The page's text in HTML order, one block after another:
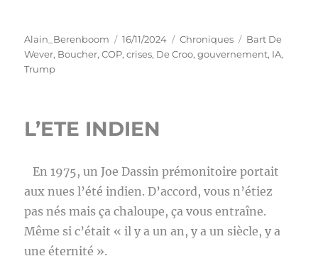
Auteur
Alain_Berenboom
Publié
le
16/11/2024 Catégories
Chroniques Étiquettes
Bart De
Wever, Boucher,COP,crises, De Croo,gouvernement, IA,
Trump
L’ETE INDIEN
En 1975, un Joe Dassin prémonitoire portait
aux nues l’été indien. D’accord, vous n’étiez
pas nés mais ça chaloupe, ça vous entraîne.
Même si c’était « il y a un an, y a un siècle, y a
une éternité ».